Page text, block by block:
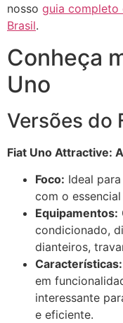
nosso guia completo
Brasil.
Conheça
Uno
Versões do
Fiat Uno Attractive:
Foco: Ideal
com o
Equipamentos:
condicionado,
dianteiros,
Características:
em
interessante
e eficiente.